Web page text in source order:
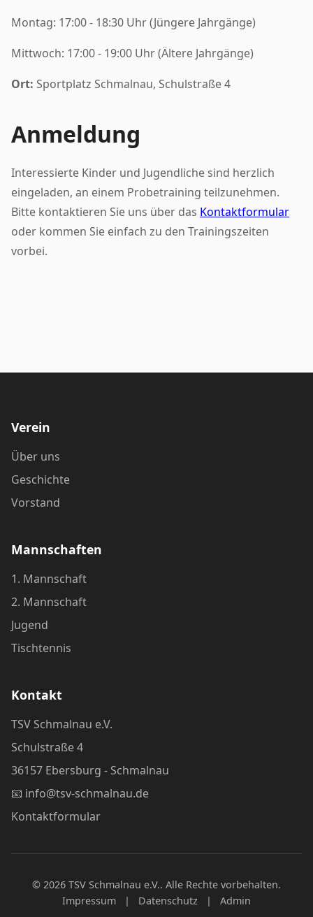
Montag: 17:00 - 18:30 Uhr (Jüngere Jahrgänge)
Mittwoch: 17:00 - 19:00 Uhr (Ältere Jahrgänge)
Ort: Sportplatz Schmalnau, Schulstraße 4
Anmeldung
Interessierte Kinder und Jugendliche sind herzlich
eingeladen, an einem Probetraining teilzunehmen.
Bitte kontaktieren Sie uns über das Kontaktformular
oder kommen Sie einfach zu den Trainingszeiten
vorbei.
Verein
Über uns
Geschichte
Vorstand
Mannschaften
1. Mannschaft
2. Mannschaft
Jugend
Tischtennis
Kontakt
TSV Schmalnau e.V.
Schulstraße 4
36157 Ebersburg - Schmalnau
📧 info@tsv-schmalnau.de
Kontaktformular
© 2026 TSV Schmalnau e.V.. Alle Rechte vorbehalten.
Impressum
| Datenschutz | Admin